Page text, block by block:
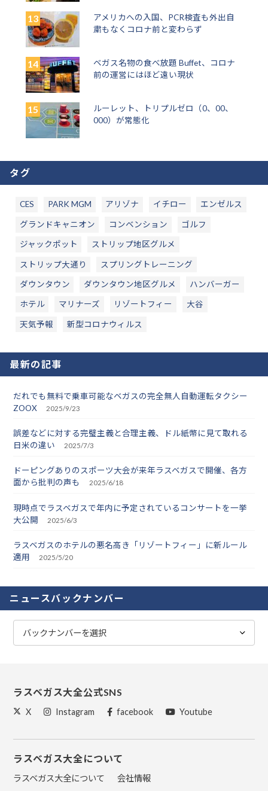
アメリカへの入国、PCR検査も外出自
粛もなくコロナ前と変わらず
ベガス名物の食べ放題 Buffet、コロナ
前の運営にはほど遠い現状
ルーレット、トリプルゼロ（0、00、
000）が常態化
タグ
CES PARK MGM アリゾナ イチロー エンゼルス
グランドキャニオン コンベンション ゴルフ
ジャックポット ストリップ地区グルメ
ストリップ大通り スプリングトレーニング
ダウンタウン ダウンタウン地区グルメ ハンバーガー
ホテル マリナーズ リゾートフィー 大谷
天気予報 新型コロナウィルス
最新の記事
だれでも無料で乗車可能なベガスの完全無人自動運転タクシー
ZOOX
2025/9/23
誤差などに対する完璧主義と合理主義、ドル紙幣に見て取れる
日米の違い
2025/7/3
ドーピングありのスポーツ大会が来年ラスベガスで開催、各方
面から批判の声も
2025/6/18
現時点でラスベガスで年内に予定されているコンサートを一挙
大公開
2025/6/3
ラスベガスのホテルの悪名高き「リゾートフィー」に新ルール
適用
2025/5/20
ニュースバックナンバー
ラスベガス大全公式SNS
X Instagram facebook Youtube
ラスベガス大全について
ラスベガス大全について 会社情報